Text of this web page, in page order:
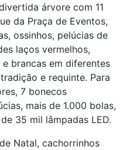
árvore com 11
da Praça de Eventos,
ossinhos, pelúcias de
laços vermelhos,
brancas em diferentes
e requinte. Para
7 bonecos
mais de 1.000 bolas,
35 mil lâmpadas LED.
Natal, cachorrinhos